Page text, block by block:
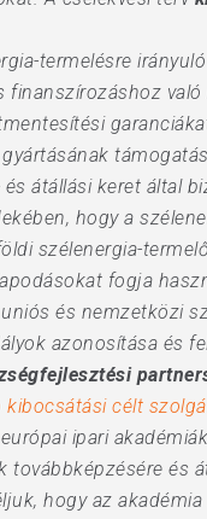
termelésre
átállási keret által
hogy a
szélenergia-
fogja
és nemzetközi
azonosítása és
kibocsátási célt
ipari
és
hogy az